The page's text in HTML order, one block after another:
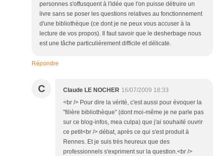
personnes s'offusquent à l'idée que l'on puisse détruire un
livre sans se poser les questions relatives au fonctionnement
d'une bibliothèque (ce dont je ne peux vous accuser à la
lecture de vos propos). Il faut savoir que le desherbage nous
est une tâche particulièrement difficile et délicate.
Répondre
C Claude LE NOCHER 16/07/2009 18:33
<br /> Pour dire la vérité, c'est aussi pour évoquer la
"filière bibliothèque" (dont moi-même je ne parle pas
sur ce blog-infos, mea culpa) que j'ai souhaité ouvrir
ce petit<br /> débat, après ce qui s'est produit à
Rennes. Et je suis très heureux que des
professionnels s'expriment sur la question.<br />